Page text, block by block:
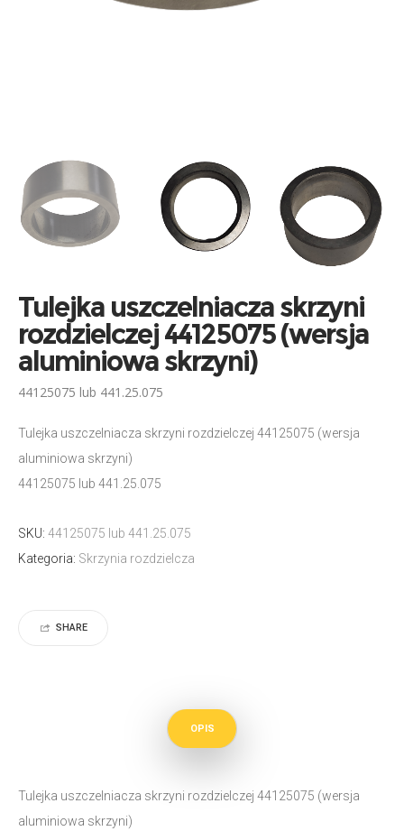
Tulejka uszczelniacza skrzyni
rozdzielczej 44125075 (wersja
aluminiowa skrzyni)
44125075 lub 441.25.075
Tulejka uszczelniacza skrzyni rozdzielczej 44125075 (wersja
aluminiowa skrzyni)
44125075 lub 441.25.075
SKU: 44125075 lub 441.25.075
Kategoria: Skrzynia rozdzielcza
SHARE
OPIS
Tulejka uszczelniacza skrzyni rozdzielczej 44125075 (wersja
aluminiowa skrzyni)